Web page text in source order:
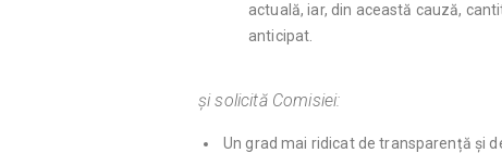
actuală, iar, din această cauză,
anticipat.
și solicită Comisiei:
Un grad mai ridicat de transparență și